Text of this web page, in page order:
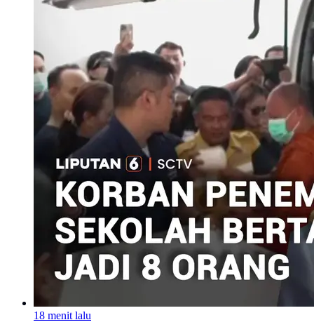
18 menit lalu